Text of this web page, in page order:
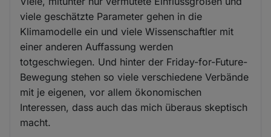
viele geschätzte Parameter gehen in die
Klimamodelle ein und viele Wissenschaftler mit
einer anderen Auffassung werden
totgeschwiegen. Und hinter der Friday-for-Future-
Bewegung stehen so viele verschiedene Verbände
mit je eigenen, vor allem ökonomischen
Interessen, dass auch das mich überaus skeptisch
macht.